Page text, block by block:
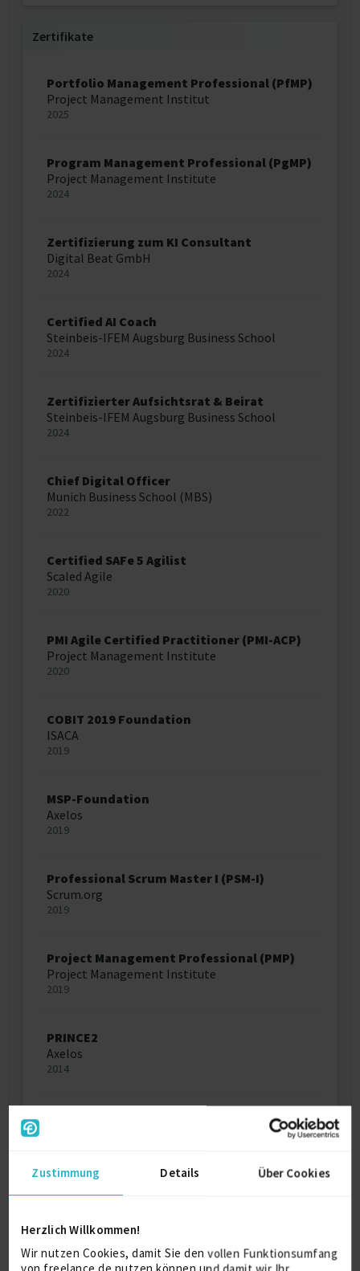
Zustimmung Details Über Cookies
Herzlich Willkommen!
Wir nutzen Cookies, damit Sie den vollen Funktionsumfang
Zertifikate
Portfolio Management Professional (PfMP)
Project Management Institut
2025
Program Management Professional (PgMP)
Project Management Institute
2024
Zertifizierung zum KI Consultant
Digital Beat GmbH
2024
Certified AI Coach
Steinbeis-IFEM Augsburg Business School
2024
Zertifizierter Aufsichtsrat & Beirat
Steinbeis-IFEM Augsburg Business School
2024
Chief Digital Officer
Munich Business School (MBS)
2022
Certified SAFe 5 Agilist
Scaled Agile
2020
PMI Agile Certified Practitioner (PMI-ACP)
Project Management Institute
2020
COBIT 2019 Foundation
ISACA
2019
MSP-Foundation
Axelos
2019
Professional Scrum Master I (PSM-I)
Scrum.org
2019
Project Management Professional (PMP)
Project Management Institute
2019
PRINCE2
Axelos
2014
Executive Master of Business